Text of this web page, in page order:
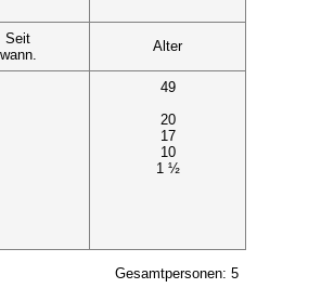
Seit
wann.
Alter
49
20
17
10
1 ½
Gesamtpersonen: 5